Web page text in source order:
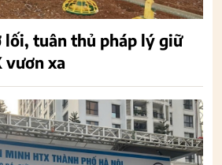
lối, tuân thủ pháp lý giữ
vươn xa